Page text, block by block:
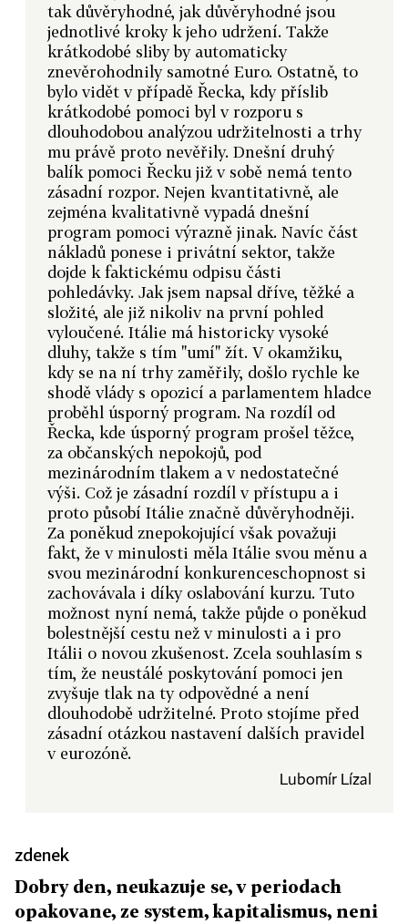
tak důvěryhodné, jak důvěryhodné jsou
jednotlivé kroky k jeho udržení. Takže
krátkodobé sliby by automaticky
znevěrohodnily samotné Euro. Ostatně, to
bylo vidět v případě Řecka, kdy příslib
krátkodobé pomoci byl v rozporu s
dlouhodobou analýzou udržitelnosti a trhy
mu právě proto nevěřily. Dnešní druhý
balík pomoci Řecku již v sobě nemá tento
zásadní rozpor. Nejen kvantitativně, ale
zejména kvalitativně vypadá dnešní
program pomoci výrazně jinak. Navíc část
nákladů ponese i privátní sektor, takže
dojde k faktickému odpisu části
pohledávky. Jak jsem napsal dříve, těžké a
složité, ale již nikoliv na první pohled
vyloučené. Itálie má historicky vysoké
dluhy, takže s tím "umí" žít. V okamžiku,
kdy se na ní trhy zaměřily, došlo rychle ke
shodě vlády s opozicí a parlamentem hladce
proběhl úsporný program. Na rozdíl od
Řecka, kde úsporný program prošel těžce,
za občanských nepokojů, pod
mezinárodním tlakem a v nedostatečné
výši. Což je zásadní rozdíl v přístupu a i
proto působí Itálie značně důvěryhodněji.
Za poněkud znepokojující však považuji
fakt, že v minulosti měla Itálie svou měnu a
svou mezinárodní konkurenceschopnost si
zachovávala i díky oslabování kurzu. Tuto
možnost nyní nemá, takže půjde o poněkud
bolestnější cestu než v minulosti a i pro
Itálii o novou zkušenost. Zcela souhlasím s
tím, že neustálé poskytování pomoci jen
zvyšuje tlak na ty odpovědné a není
dlouhodobě udržitelné. Proto stojíme před
zásadní otázkou nastavení dalších pravidel
v eurozóně.
Lubomír Lízal
zdenek
Dobry den, neukazuje se, v periodach
opakovane, ze system, kapitalismus, neni